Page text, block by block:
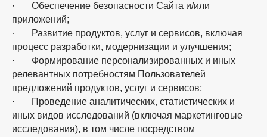
· Обеспечение безопасности Сайта и/или
приложений;
· Развитие продуктов, услуг и сервисов, включая
процесс разработки, модернизации и улучшения;
· Формирование персонализированных и иных
релевантных потребностям Пользователей
предложений продуктов, услуг и сервисов;
· Проведение аналитических, статистических и
иных видов исследований (включая маркетинговые
исследования), в том числе посредством